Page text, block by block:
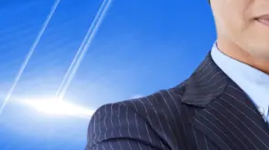
補助金・助成金